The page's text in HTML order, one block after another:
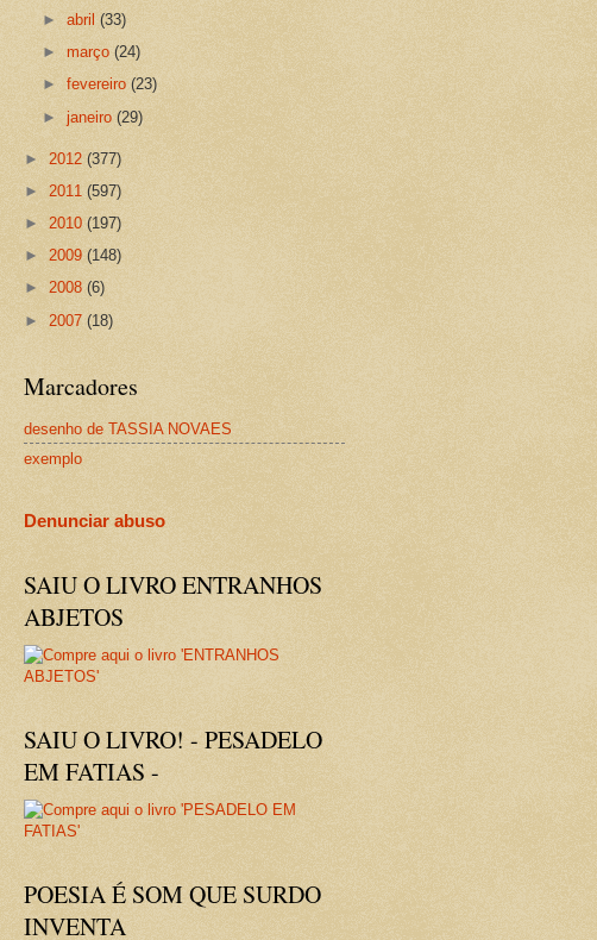
►abril(33)
►março(24)
►fevereiro(23)
►janeiro(29)
► 2012 (377)
► 2011 (597)
► 2010 (197)
► 2009 (148)
► 2008 (6)
► 2007 (18)
Marcadores
desenho de TASSIA NOVAES
exemplo
Denunciar abuso
SAIU O LIVRO ENTRANHOS
ABJETOS
SAIU O LIVRO! - PESADELO
EM FATIAS -
POESIA É SOM QUE SURDO
INVENTA